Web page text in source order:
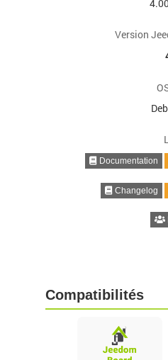
Version
Documentation
Changelog
Compatibilités